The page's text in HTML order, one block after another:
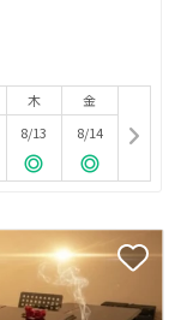
木
8/13
金
8/14